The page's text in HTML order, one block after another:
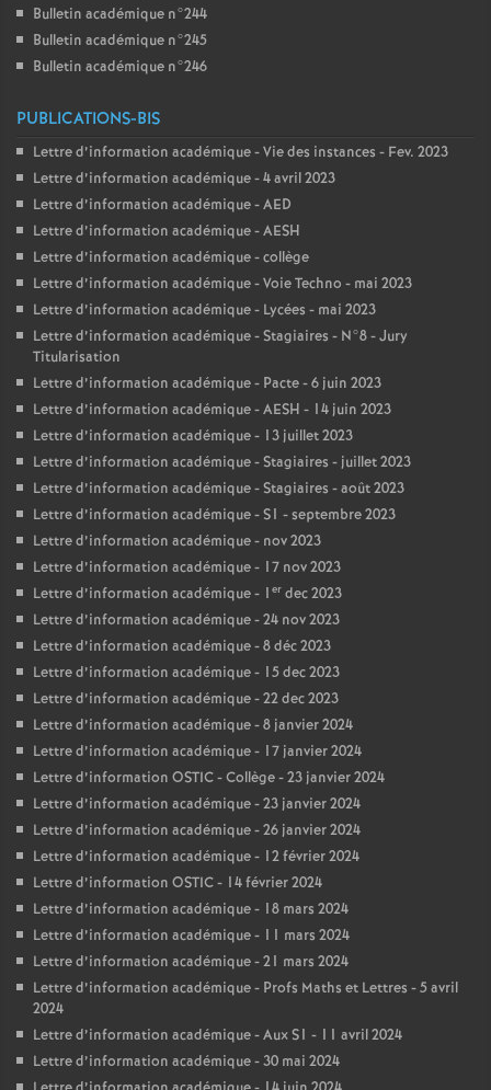
Bulletin académique n°244
Bulletin académique n°245
Bulletin académique n°246
PUBLICATIONS-BIS
Lettre d’information académique - Vie des instances - Fev. 2023
Lettre d’information académique - 4 avril 2023
Lettre d’information académique - AED
Lettre d’information académique - AESH
Lettre d’information académique - collège
Lettre d’information académique - Voie Techno - mai 2023
Lettre d’information académique - Lycées - mai 2023
Lettre d’information académique - Stagiaires - N°8 - Jury
Titularisation
Lettre d’information académique - Pacte - 6 juin 2023
Lettre d’information académique - AESH - 14 juin 2023
Lettre d’information académique - 13 juillet 2023
Lettre d’information académique - Stagiaires - juillet 2023
Lettre d’information académique - Stagiaires - août 2023
Lettre d’information académique - S1 - septembre 2023
Lettre d’information académique - nov 2023
Lettre d’information académique - 17 nov 2023
Lettre d’information académique - 1 er dec 2023
Lettre d’information académique - 24 nov 2023
Lettre d’information académique - 8 déc 2023
Lettre d’information académique - 15 dec 2023
Lettre d’information académique - 22 dec 2023
Lettre d’information académique - 8 janvier 2024
Lettre d’information académique - 17 janvier 2024
Lettre d’information OSTIC - Collège - 23 janvier 2024
Lettre d’information académique - 23 janvier 2024
Lettre d’information académique - 26 janvier 2024
Lettre d’information académique - 12 février 2024
Lettre d’information OSTIC - 14 février 2024
Lettre d’information académique - 18 mars 2024
Lettre d’information académique - 11 mars 2024
Lettre d’information académique - 21 mars 2024
Lettre d’information académique - Profs Maths et Lettres - 5 avril
2024
Lettre d’information académique - Aux S1 - 11 avril 2024
Lettre d’information académique - 30 mai 2024